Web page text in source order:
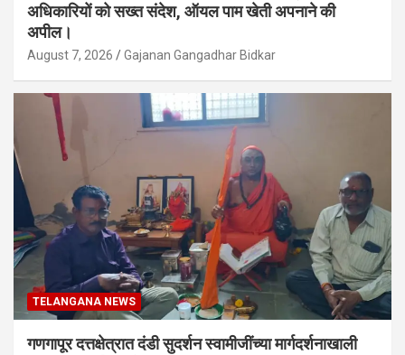
अधिकारियों को सख्त संदेश, ऑयल पाम खेती अपनाने की
अपील।
August 7, 2026 Gajanan Gangadhar Bidkar
TELANGANA NEWS
गणगापूर दत्तक्षेत्रात दंडी सुदर्शन स्वामीजींच्या मार्गदर्शनाखाली